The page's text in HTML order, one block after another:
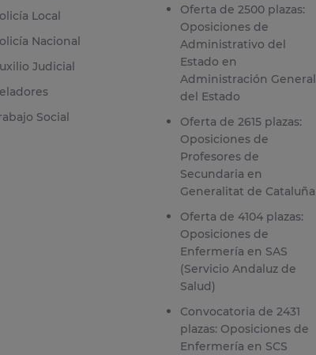
Local
Nacional
Judicial
Social
Oferta de 2500 plazas:
Oposiciones de
Administrativo del
Estado en
Administración General
del Estado
Oferta de 2615 plazas:
Oposiciones de
Profesores de
Secundaria en
Generalitat de Cataluña
Oferta de 4104 plazas:
Oposiciones de
Enfermería en SAS
(Servicio Andaluz de
Salud)
Convocatoria de 2431
plazas: Oposiciones de
Enfermería en SCS